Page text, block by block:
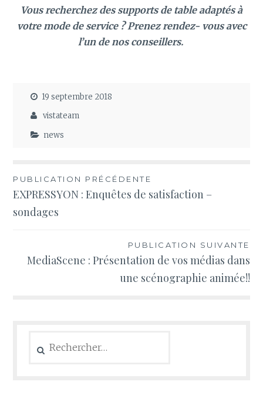
Vous recherchez des supports de table adaptés à
votre mode de service ? Prenez rendez- vous avec
l’un de nos conseillers.
19 septembre 2018
vistateam
news
Navigation
de
l’article
PUBLICATION PRÉCÉDENTE
EXPRESSYON : Enquêtes de satisfaction –
sondages
PUBLICATION SUIVANTE
MediaScene : Présentation de vos médias dans
une scénographie animée!!